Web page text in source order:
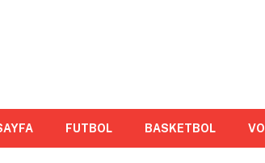
FUTBOL BASKETBOL